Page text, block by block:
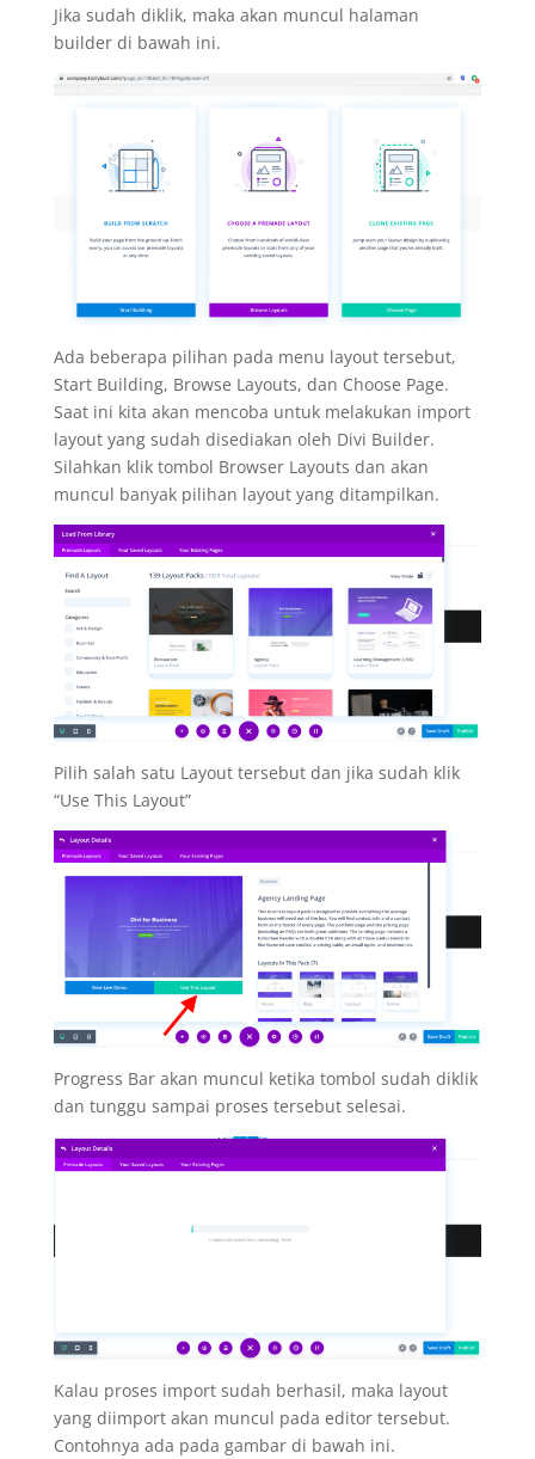
Jika sudah diklik, maka akan muncul halaman
builder di bawah ini.
Ada beberapa pilihan pada menu layout tersebut,
Start Building, Browse Layouts, dan Choose Page.
Saat ini kita akan mencoba untuk melakukan import
layout yang sudah disediakan oleh Divi Builder.
Silahkan klik tombol Browser Layouts dan akan
muncul banyak pilihan layout yang ditampilkan.
Pilih salah satu Layout tersebut dan jika sudah klik
“Use This Layout”
Progress Bar akan muncul ketika tombol sudah diklik
dan tunggu sampai proses tersebut selesai.
Kalau proses import sudah berhasil, maka layout
yang diimport akan muncul pada editor tersebut.
Contohnya ada pada gambar di bawah ini.